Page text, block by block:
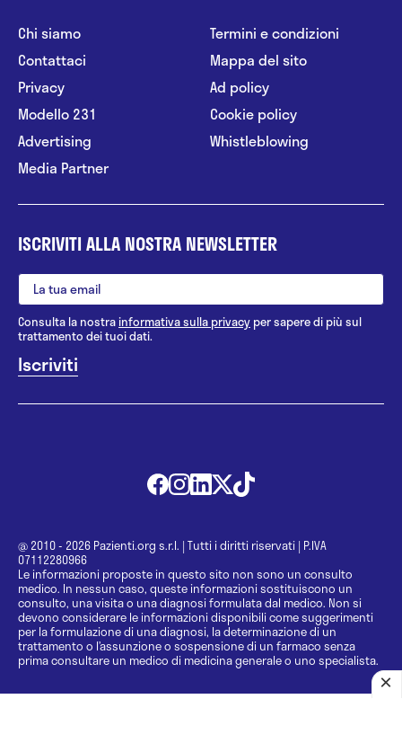
Chi siamo
Contattaci
Privacy
Modello 231
Advertising
Media Partner
Termini e condizioni
Mappa del sito
Ad policy
Cookie policy
Whistleblowing
ISCRIVITI ALLA NOSTRA NEWSLETTER
Consulta la nostrainformativa sulla privacy per sapere di più sul
trattamento dei tuoi dati.
@ 2010 - 2026 Pazienti.org s.r.l. | Tutti i diritti riservati | P.IVA
07112280966
Le informazioni proposte in questo sito non sono un consulto
medico. In nessun caso, queste informazioni sostituiscono un
consulto, una visita o una diagnosi formulata dal medico. Non si
devono considerare le informazioni disponibili come suggerimenti
per la formulazione di una diagnosi, la determinazione di un
trattamento o l’assunzione o sospensione di un farmaco senza
prima consultare un medico di medicina generale o uno specialista.